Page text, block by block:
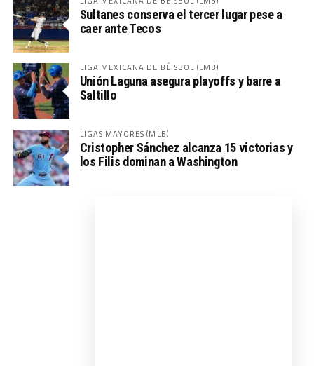
Sultanes conserva el tercer lugar pese a
caer ante Tecos
LIGA MEXICANA DE BÉISBOL (LMB)
Unión Laguna asegura playoffs y barre a
Saltillo
LIGAS MAYORES (MLB)
Cristopher Sánchez alcanza 15 victorias y
los Filis dominan a Washington